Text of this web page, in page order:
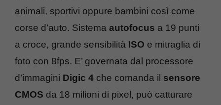
animali, sportivi oppure bambini così come
corse d’auto. Sistema autofocus a 19 punti
a croce, grande sensibilità ISO e mitraglia di
foto con 8fps. E’ governata dal processore
d’immagini Digic 4 che comanda il sensore
CMOS da 18 milioni di pixel, può catturare